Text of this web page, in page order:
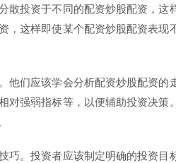
散投资于不同的配资炒股配资，这
，这样即使某个配资炒股配资表现
他们应该学会分析配资炒股配资
对强弱指标等，以便辅助投资决策
巧。投资者应该制定明确的投资